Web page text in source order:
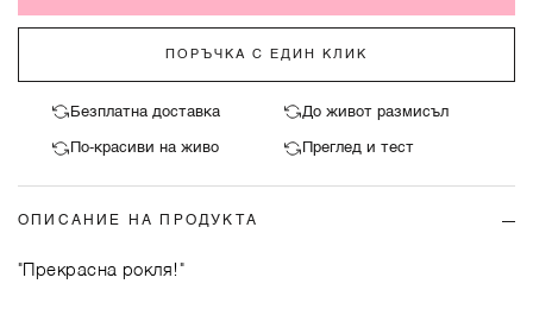
ПОРЪЧКА С ЕДИН КЛИК
Безплатна доставка До живот размисъл
По-красиви на живо Преглед и тест
ОПИСАНИЕ НА ПРОДУКТА
"Прекрасна рокля!"